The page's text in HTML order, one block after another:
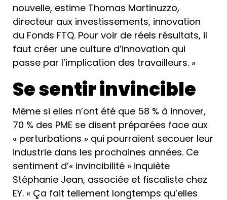
nouvelle, estime Thomas Martinuzzo,
directeur aux investissements, innovation
du Fonds FTQ. Pour voir de réels résultats, il
faut créer une culture d’innovation qui
passe par l’implication des travailleurs. »
Se sentir invincible
Même si elles n’ont été que 58 % à innover,
70 % des PME se disent préparées face aux
« perturbations » qui pourraient secouer leur
industrie dans les prochaines années. Ce
sentiment d’« invincibilité » inquiète
Stéphanie Jean, associée et fiscaliste chez
EY. « Ça fait tellement longtemps qu’elles